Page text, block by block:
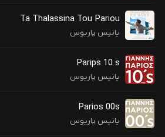
Ta Thalassina Tou Pariou
یانیس پاریوس
Parips 10 s
یانیس پاریوس
Parios 00s
یانیس پاریوس